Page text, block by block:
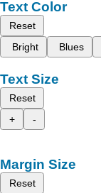
Text Color
Reset
Bright
Blues
Text Size
Reset
+
-
Margin Size
Reset